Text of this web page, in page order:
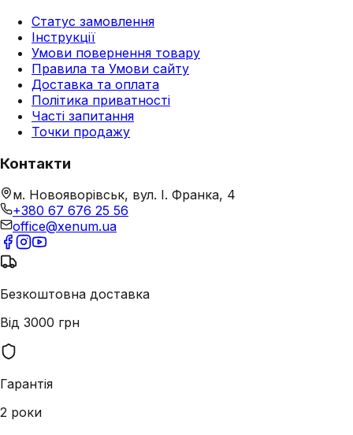
Статус замовлення
Інструкції
Умови повернення товару
Правила та Умови сайту
Доставка та оплата
Політика приватності
Часті запитання
Точки продажу
Контакти
м. Новояворівськ, вул. І. Франка, 4
+380 67 676 25 56
office@xenum.ua
Безкоштовна доставка
Від 3000 грн
Гарантія
2 роки